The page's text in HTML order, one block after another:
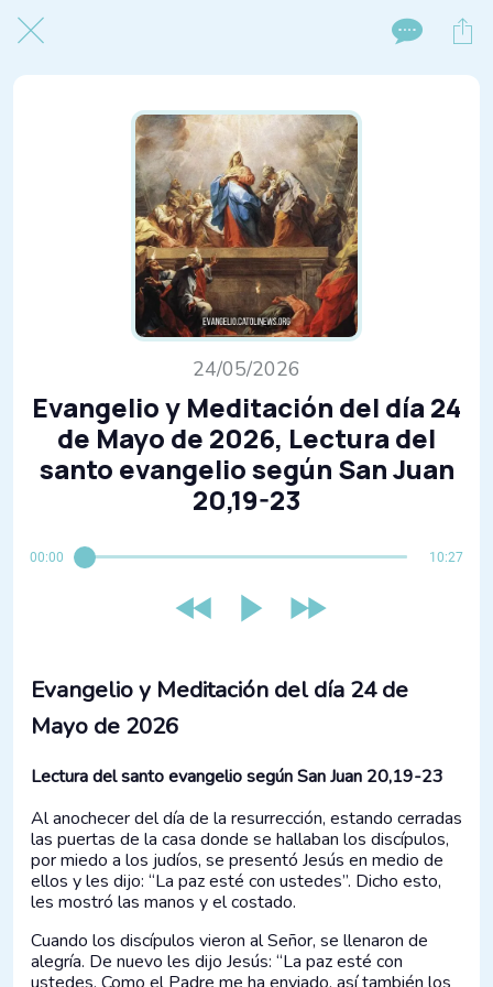
24/05/2026
Evangelio y Meditación del día 24
de Mayo de 2026, Lectura del
santo evangelio según San Juan
20,19-23
00:00 10:27
Evangelio y Meditación del día 24 de
Mayo de 2026
Lectura del santo evangelio según San Juan 20,19-23
Al anochecer del día de la resurrección, estando cerradas
las puertas de la casa donde se hallaban los discípulos,
por miedo a los judíos, se presentó Jesús en medio de
ellos y les dijo: “La paz esté con ustedes”. Dicho esto,
les mostró las manos y el costado.
Cuando los discípulos vieron al Señor, se llenaron de
alegría. De nuevo les dijo Jesús: “La paz esté con